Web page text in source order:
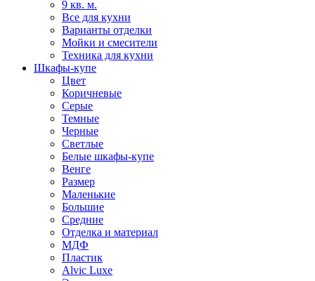
9 кв. м.
Все для кухни
Варианты отделки
Мойки и смесители
Техника для кухни
Шкафы-купе
Цвет
Коричневые
Серые
Темные
Черные
Светлые
Белые шкафы-купе
Венге
Размер
Маленькие
Большие
Средние
Отделка и материал
МДФ
Пластик
Alvic Luxe